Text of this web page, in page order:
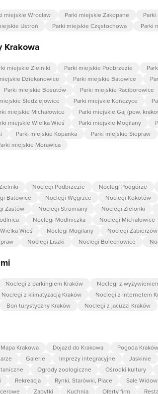
miejskie Wrocław Parki miejskie Zakopane
Ustroń Parki miejskie Częstochowa Parki
Krakowa
miejskie Zielniki Parki miejskie Podbrzezie
Dziekanowice Parki miejskie Batowice
Parki miejskie Bosutów Parki miejskie Raciborowice
Śledziejowice Parki miejskie Kończyce
miejskie Michałowice Parki miejskie Gaj (pow.
miejskie Wielka Wieś Parki miejskie Mogilany
Parki miejskie Kopanka Parki miejskie Siepraw
miejskie Morawica
Noclegi Podbrzezie Noclegi Podgórze
Batowice Noclegi Węgrzce Noclegi Kokotów
Zastów Noclegi Strumiany Noclegi Zielonki
Noclegi Modlniczka Noclegi Michałowice
Wieś Noclegi Mogilany Noclegi Zabierzów
Noclegi Liszki Noclegi Bolechowice
Noclegi z parkingiem Kraków Noclegi z
Noclegi z klimatyzacją Kraków Noclegi z internetem
Bon turystyczny Kraków Noclegi z jacuzzi Kraków
Mapa Krakowa Dojazd do Krakowa Pogoda Kraków
Galerie Imprezy integracyjne Jaskinie
Ogrody zoologiczne Ośrodki kultury
Rekreacja Rynki, Starówki, Place Sale
Zabytki Kuchnia Oferty firm